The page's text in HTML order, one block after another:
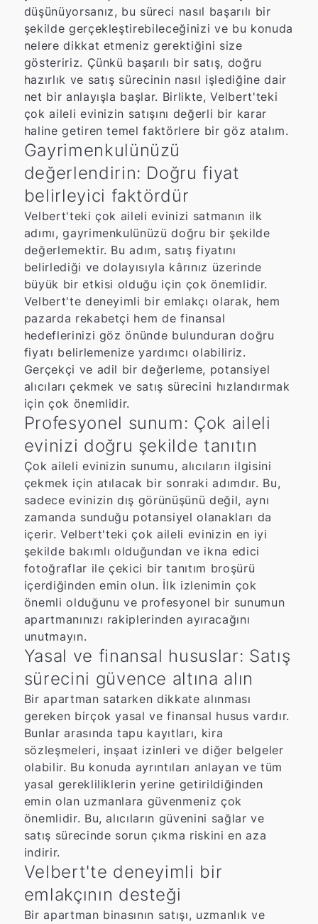
düşünüyorsanız, bu süreci nasıl başarılı bir
şekilde gerçekleştirebileceğinizi ve bu konuda
nelere dikkat etmeniz gerektiğini size
gösteririz. Çünkü başarılı bir satış, doğru
hazırlık ve satış sürecinin nasıl işlediğine dair
net bir anlayışla başlar. Birlikte, Velbert'teki
çok aileli evinizin satışını değerli bir karar
haline getiren temel faktörlere bir göz atalım.
Gayrimenkulünüzü
değerlendirin: Doğru fiyat
belirleyici faktördür
Velbert'teki çok aileli evinizi satmanın ilk
adımı, gayrimenkulünüzü doğru bir şekilde
değerlemektir. Bu adım, satış fiyatını
belirlediği ve dolayısıyla kârınız üzerinde
büyük bir etkisi olduğu için çok önemlidir.
Velbert'te deneyimli bir emlakçı olarak, hem
pazarda rekabetçi hem de finansal
hedeflerinizi göz önünde bulunduran doğru
fiyatı belirlemenize yardımcı olabiliriz.
Gerçekçi ve adil bir değerleme, potansiyel
alıcıları çekmek ve satış sürecini hızlandırmak
için çok önemlidir.
Profesyonel sunum: Çok aileli
evinizi doğru şekilde tanıtın
Çok aileli evinizin sunumu, alıcıların ilgisini
çekmek için atılacak bir sonraki adımdır. Bu,
sadece evinizin dış görünüşünü değil, aynı
zamanda sunduğu potansiyel olanakları da
içerir. Velbert'teki çok aileli evinizin en iyi
şekilde bakımlı olduğundan ve ikna edici
fotoğraflar ile çekici bir tanıtım broşürü
içerdiğinden emin olun. İlk izlenimin çok
önemli olduğunu ve profesyonel bir sunumun
apartmanınızı rakiplerinden ayıracağını
unutmayın.
Yasal ve finansal hususlar: Satış
sürecini güvence altına alın
Bir apartman satarken dikkate alınması
gereken birçok yasal ve finansal husus vardır.
Bunlar arasında tapu kayıtları, kira
sözleşmeleri, inşaat izinleri ve diğer belgeler
olabilir. Bu konuda ayrıntıları anlayan ve tüm
yasal gerekliliklerin yerine getirildiğinden
emin olan uzmanlara güvenmeniz çok
önemlidir. Bu, alıcıların güvenini sağlar ve
satış sürecinde sorun çıkma riskini en aza
indirir.
Velbert'te deneyimli bir
emlakçının desteği
Bir apartman binasının satışı, uzmanlık ve